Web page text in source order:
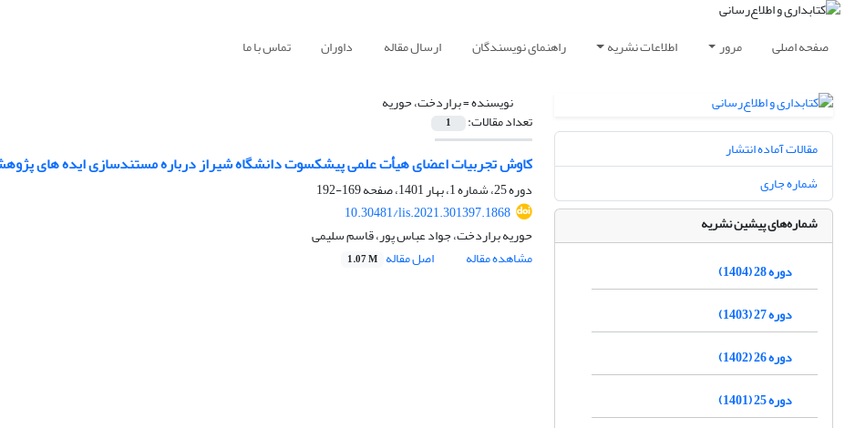
صفحه اصلی مرور اطلاعات نشریه راهنمای نویسندگان ارسال مقاله داوران تماس با ما
نویسنده =براردخت، حوریه
تعداد مقالات: 1
کاوش تجربیات اعضای هیأت علمی پیشکسوت دانشگاه شیراز درباره مستندسازی ایده های
دوره 25، شماره 1، بهار 1401، صفحه
169-192
10.30481/lis.2021.301397.1868
حوریه براردخت، جواد عباس پور، قاسم سلیمی
مشاهده مقاله
اصل مقاله 1.07 M
مقالات آماده انتشار
شماره جاری
شماره‌های پیشین نشریه
دوره 28 (1404)
دوره 27 (1403)
دوره 26 (1402)
دوره 25 (1401)